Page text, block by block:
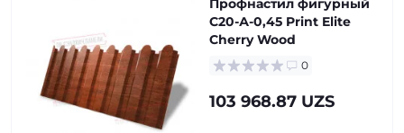
Профнастил фигурный
С20-А-0,45 Print Elite
Cherry Wood
0
103 968.87 UZS